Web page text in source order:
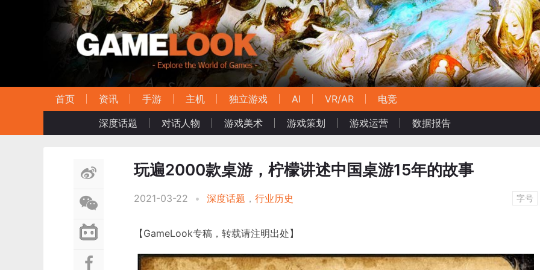
首页 资讯 手游 主机 独立游戏 AI VR/AR
电竞
深度话题
对话人物 游戏美术 游戏策划 游戏运营 数据报告
玩遍2000款桌游，柠檬讲述中国桌游15年的故事
2021-03-22 • 深度话题 ， 行业历史 字号
【GameLook专稿，转载请注明出处】